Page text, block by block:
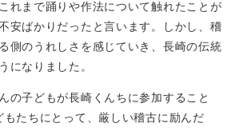
れまで踊りや作法について触れたことが
安ばかりだったと言います。しかし、稽
側のうれしさを感じていき、長崎の伝統
になりました。
の子どもが長崎くんちに参加すること
もたちにとって、厳しい稽古に励んだ